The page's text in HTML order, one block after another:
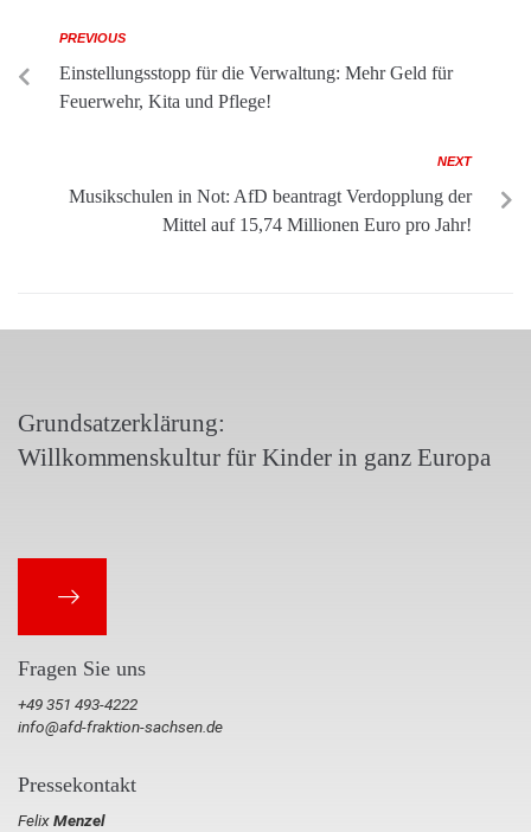
PREVIOUS
Einstellungsstopp für die Verwaltung: Mehr Geld für
Feuerwehr, Kita und Pflege!
NEXT
Musikschulen in Not: AfD beantragt Verdopplung der
Mittel auf 15,74 Millionen Euro pro Jahr!
Grundsatzerklärung:
Willkommenskultur für Kinder in ganz Europa
Fragen Sie uns
+49 351 493-4222
info@afd-fraktion-sachsen.de
Pressekontakt
FelixMenzel